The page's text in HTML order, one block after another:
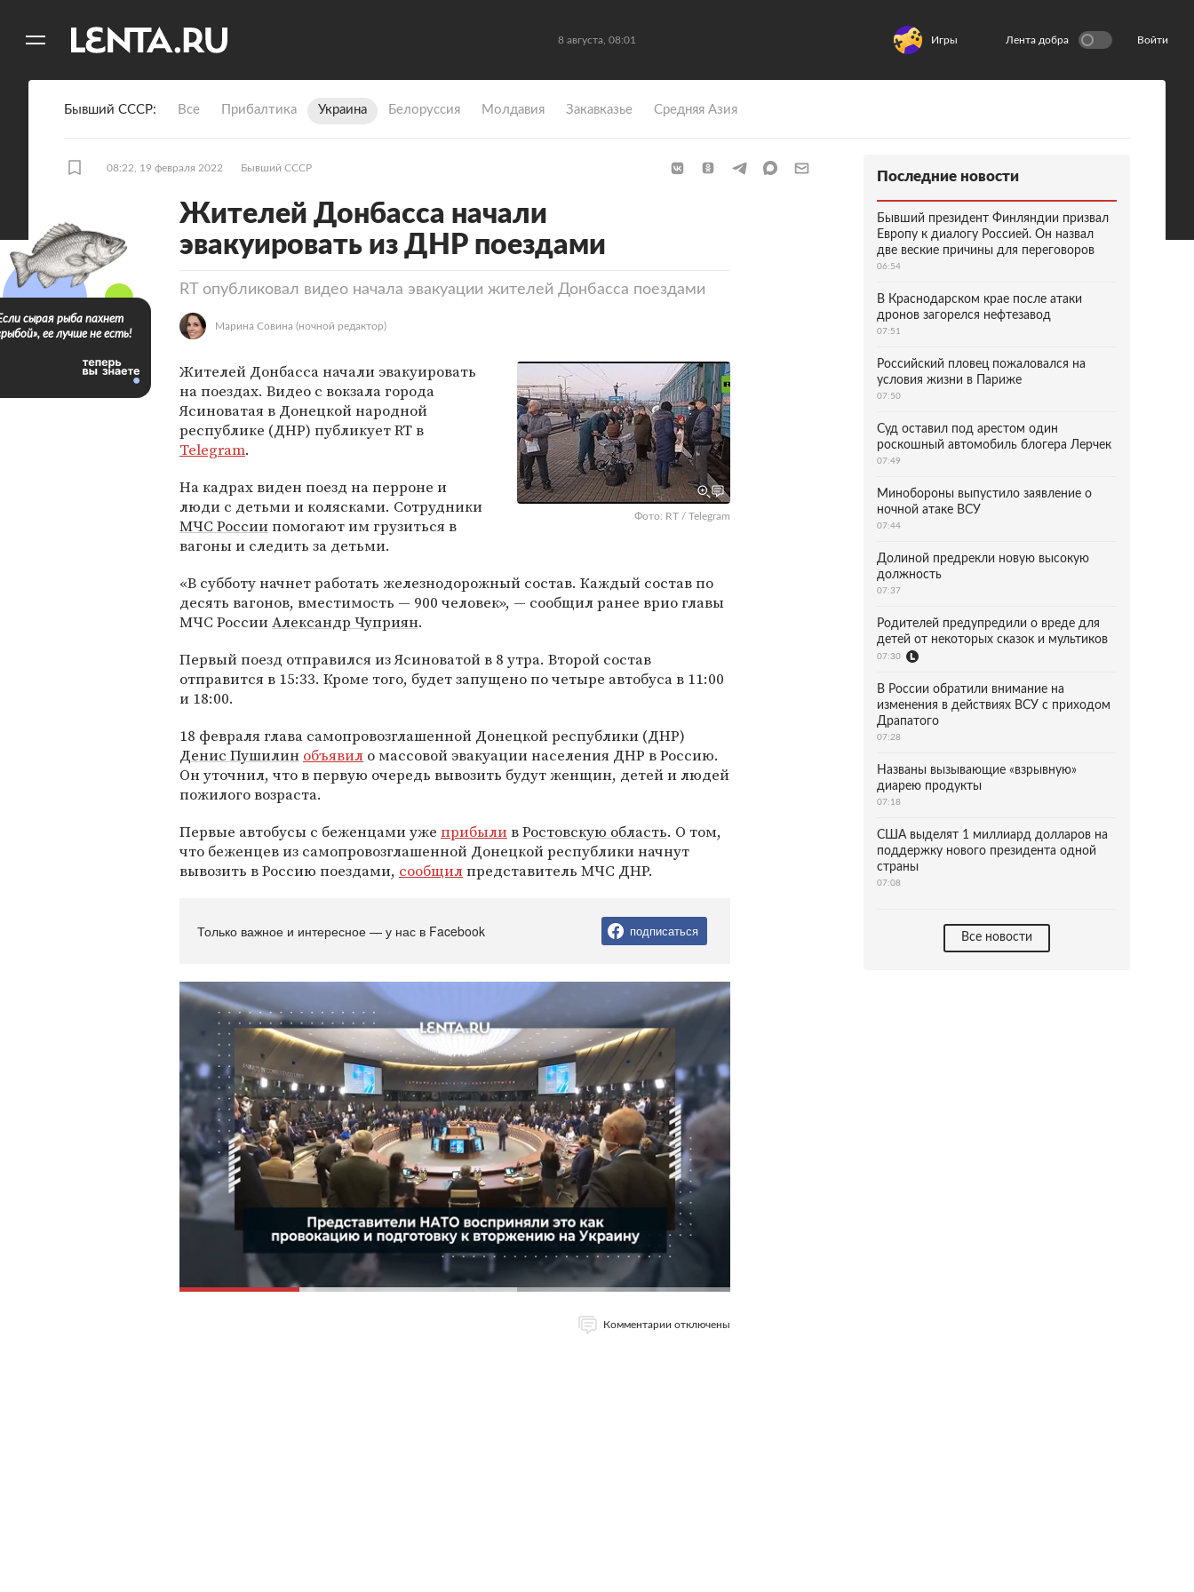
8 августа, 08:01 Игры Лента добра Войти
Бывший СССР Все Прибалтика Украина Белоруссия Молдавия Закавказье Средняя Азия
08:22, 19 февраля 2022 Бывший СССР
Жителей Донбасса начали
эвакуировать из ДНР поездами
RT опубликовал видео начала эвакуации жителей Донбасса поездами
Марина Совина (ночной редактор)
Фото: RT / Telegram
Жителей Донбасса начали эвакуировать
на поездах. Видео с вокзала города
Ясиноватая в Донецкой народной
республике (ДНР) публикует RT в
Telegram.
На кадрах виден поезд на перроне и
люди с детьми и колясками. Сотрудники
МЧС Россиипомогают им грузиться в
вагоны и следить за детьми.
«В субботу начнет работать железнодорожный состав. Каждый состав по
десять вагонов, вместимость — 900 человек», — сообщил ранее врио главы
МЧС РоссииАлександр Чуприян.
Первый поезд отправился из Ясиноватой в 8 утра. Второй состав
отправится в 15:33. Кроме того, будет запущено по четыре автобуса в 11:00
и 18:00.
18 февраля глава самопровозглашенной Донецкой республики (ДНР)
Денис Пушилин объявил о массовой эвакуации населения ДНР в Россию.
Он уточнил, что в первую очередь вывозить будут женщин, детей и людей
пожилого возраста.
Первые автобусы с беженцами уже прибыливРостовскую область. О том,
что беженцев из самопровозглашенной Донецкой республики начнут
вывозить в Россию поездами, сообщилпредставитель МЧС ДНР.
Только важное и интересное — у нас в Facebook подписаться
Комментарии отключены
сырая рыба пахнет
ее лучше не есть!
Последние новости
Бывший президент Финляндии призвал
Европу к диалогу Россией. Он назвал
две веские причины для переговоров
06:54
В Краснодарском крае после атаки
дронов загорелся нефтезавод
07:51
Российский пловец пожаловался на
условия жизни в Париже
07:50
Суд оставил под арестом один
роскошный автомобиль блогера Лерчек
07:49
Минобороны выпустило заявление о
ночной атаке ВСУ
07:44
Долиной предрекли новую высокую
должность
07:37
Родителей предупредили о вреде для
детей от некоторых сказок и мультиков
07:30
В России обратили внимание на
изменения в действиях ВСУ с приходом
Драпатого
07:28
Названы вызывающие «взрывную»
диарею продукты
07:18
США выделят 1 миллиард долларов на
поддержку нового президента одной
страны
07:08
Все новости